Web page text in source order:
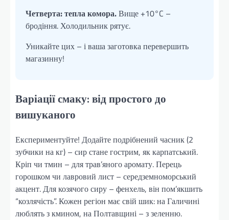
Четверта: тепла комора.Вище +10°C –
бродіння. Холодильник рятує.
Уникайте цих – і ваша заготовка перевершить
магазинну!
Варіації смаку: від простого до
вишуканого
Експериментуйте! Додайте подрібнений часник (2
зубчики на кг) – сир стане гострим, як карпатський.
Кріп чи тмин – для трав’яного аромату. Перець
горошком чи лавровий лист – середземноморський
акцент. Для козячого сиру – фенхель, він пом’якшить
“козлячість”. Кожен регіон має свій шик: на Галичині
люблять з кмином, на Полтавщині – з зеленню.